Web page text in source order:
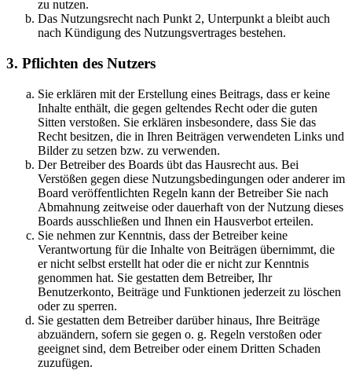
zu nutzen.
Das Nutzungsrecht nach Punkt 2, Unterpunkt a bleibt auch
nach Kündigung des Nutzungsvertrages bestehen.
3. Pflichten des Nutzers
Sie erklären mit der Erstellung eines Beitrags, dass er keine
Inhalte enthält, die gegen geltendes Recht oder die guten
Sitten verstoßen. Sie erklären insbesondere, dass Sie das
Recht besitzen, die in Ihren Beiträgen verwendeten Links und
Bilder zu setzen bzw. zu verwenden.
Der Betreiber des Boards übt das Hausrecht aus. Bei
Verstößen gegen diese Nutzungsbedingungen oder anderer im
Board veröffentlichten Regeln kann der Betreiber Sie nach
Abmahnung zeitweise oder dauerhaft von der Nutzung dieses
Boards ausschließen und Ihnen ein Hausverbot erteilen.
Sie nehmen zur Kenntnis, dass der Betreiber keine
Verantwortung für die Inhalte von Beiträgen übernimmt, die
er nicht selbst erstellt hat oder die er nicht zur Kenntnis
genommen hat. Sie gestatten dem Betreiber, Ihr
Benutzerkonto, Beiträge und Funktionen jederzeit zu löschen
oder zu sperren.
Sie gestatten dem Betreiber darüber hinaus, Ihre Beiträge
abzuändern, sofern sie gegen o. g. Regeln verstoßen oder
geeignet sind, dem Betreiber oder einem Dritten Schaden
zuzufügen.